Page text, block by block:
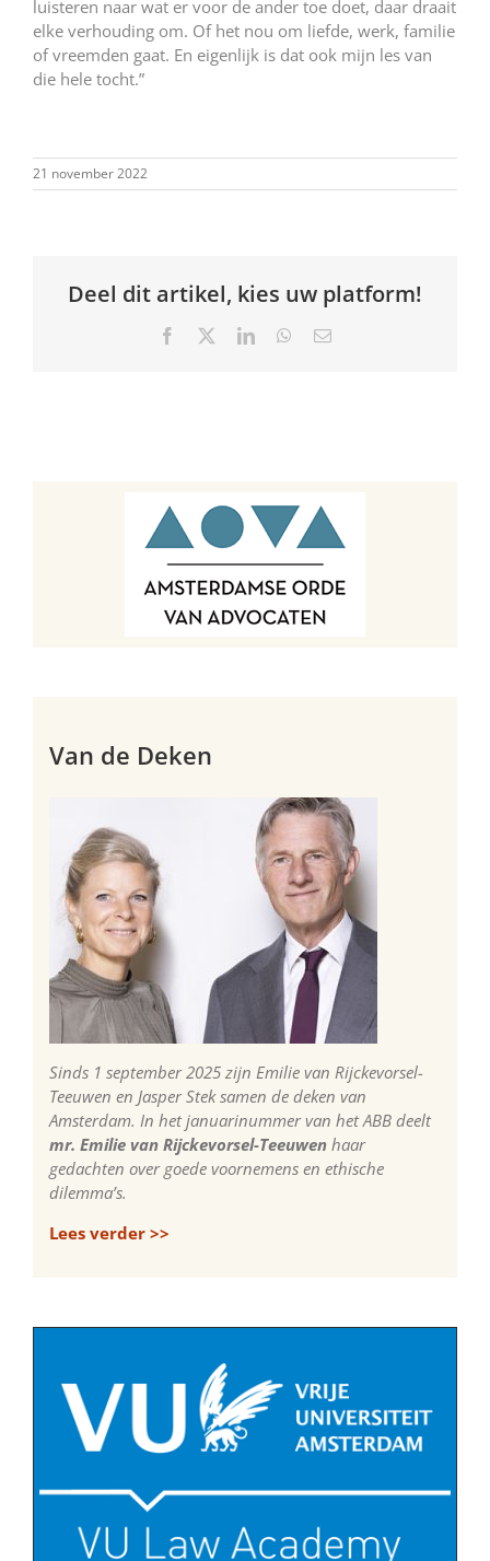
luisteren naar wat er voor de ander toe doet, daar draait
elke verhouding om. Of het nou om liefde, werk, familie
of vreemden gaat. En eigenlijk is dat ook mijn les van
die hele tocht.”
21 november 2022
Deel dit artikel, kies uw platform!
Facebook LinkedInWhatsApp
E-
Van de Deken
Sinds 1 september 2025 zijn Emilie van Rijckevorsel-
Teeuwen en Jasper Stek samen de deken van
Amsterdam. In het januarinummer van het ABB deelt
mr. Emilie van Rijckevorsel-Teeuwen haar
gedachten over goede voornemens en ethische
dilemma’s.
Lees verder >>